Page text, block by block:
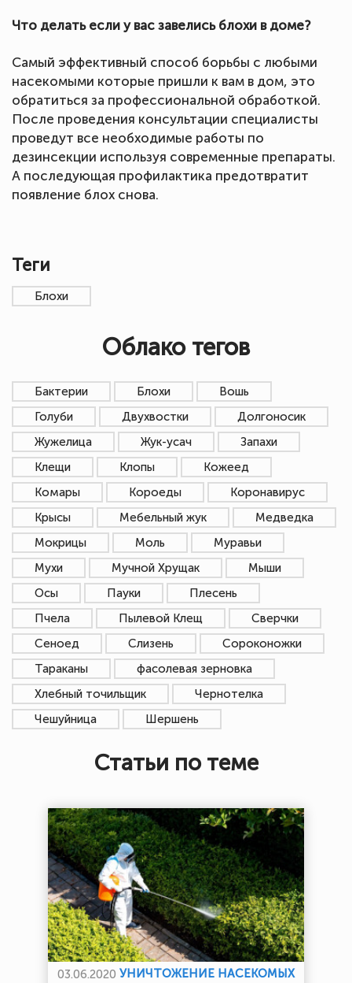
Что делать если у вас завелись блохи в доме?
Самый эффективный способ борьбы с любыми
насекомыми которые пришли к вам в дом, это
обратиться за профессиональной обработкой.
После проведения консультации специалисты
проведут все необходимые работы по
дезинсекции используя современные препараты.
А последующая профилактика предотвратит
появление блох снова.
Теги
Блохи
Облако тегов
Бактерии Блохи
Вошь
Голуби
Двухвостки
Долгоносик
Жужелица
Жук-усач
Запахи
Клещи
Клопы
Кожеед
Комары
Короеды
Коронавирус
Крысы
Мебельный жук
Медведка
Мокрицы
Моль
Муравьи
Мухи
Мучной Хрущак
Мыши
Осы
Пауки
Плесень
Пчела
Пылевой Клещ
Сверчки
Сеноед
Слизень
Сороконожки
Тараканы
фасолевая зерновка
Хлебный точильщик
Чернотелка
Чешуйница
Шершень
Статьи по теме
03.06.2020 УНИЧТОЖЕНИЕ НАСЕКОМЫХ